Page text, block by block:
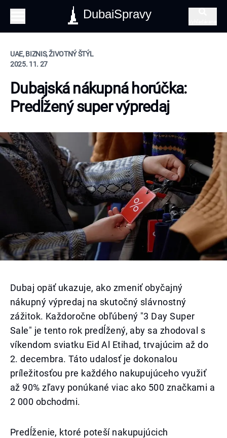
DubaiSpravy
UAE, BIZNIS, ŽIVOTNÝ ŠTÝL
2025. 11. 27
Dubajská nákupná horúčka:
Predĺžený super výpredaj
Dubaj opäť ukazuje, ako zmeniť obyčajný
nákupný výpredaj na skutočný slávnostný
zážitok. Každoročne obľúbený "3 Day Super
Sale" je tento rok predĺžený, aby sa zhodoval s
víkendom sviatku Eid Al Etihad, trvajúcim až do
2. decembra. Táto udalosť je dokonalou
príležitosťou pre každého nakupujúceho využiť
až 90% zľavy ponúkané viac ako 500 značkami a
2 000 obchodmi.
Predĺženie, ktoré poteší nakupujúcich